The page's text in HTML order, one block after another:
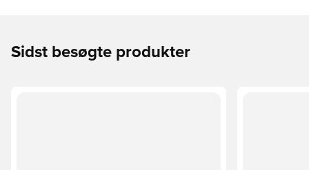
Sidst besøgte produkter